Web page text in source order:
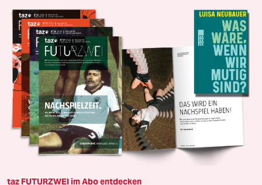
taz FUTURZWEI im Abo entdecken